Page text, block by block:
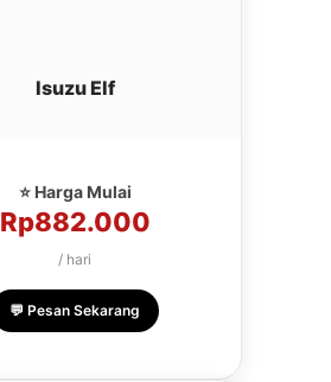
Isuzu Elf
⭐ Harga Mulai
Rp882.000
/ hari
💬 Pesan Sekarang